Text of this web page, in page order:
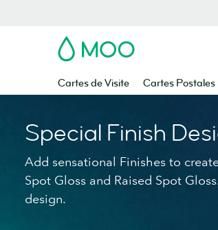
MOO
Cartes de Visite Cartes Postales
Special Finish
Add sensational Finishes to
Spot Gloss and Raised Spot
design.